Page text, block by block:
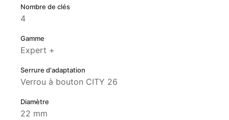
Nombre de clés
4
Gamme
Expert +
Serrure d'adaptation
Verrou à bouton CITY 26
Diamètre
22 mm